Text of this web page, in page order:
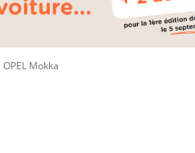
OPEL Mokka